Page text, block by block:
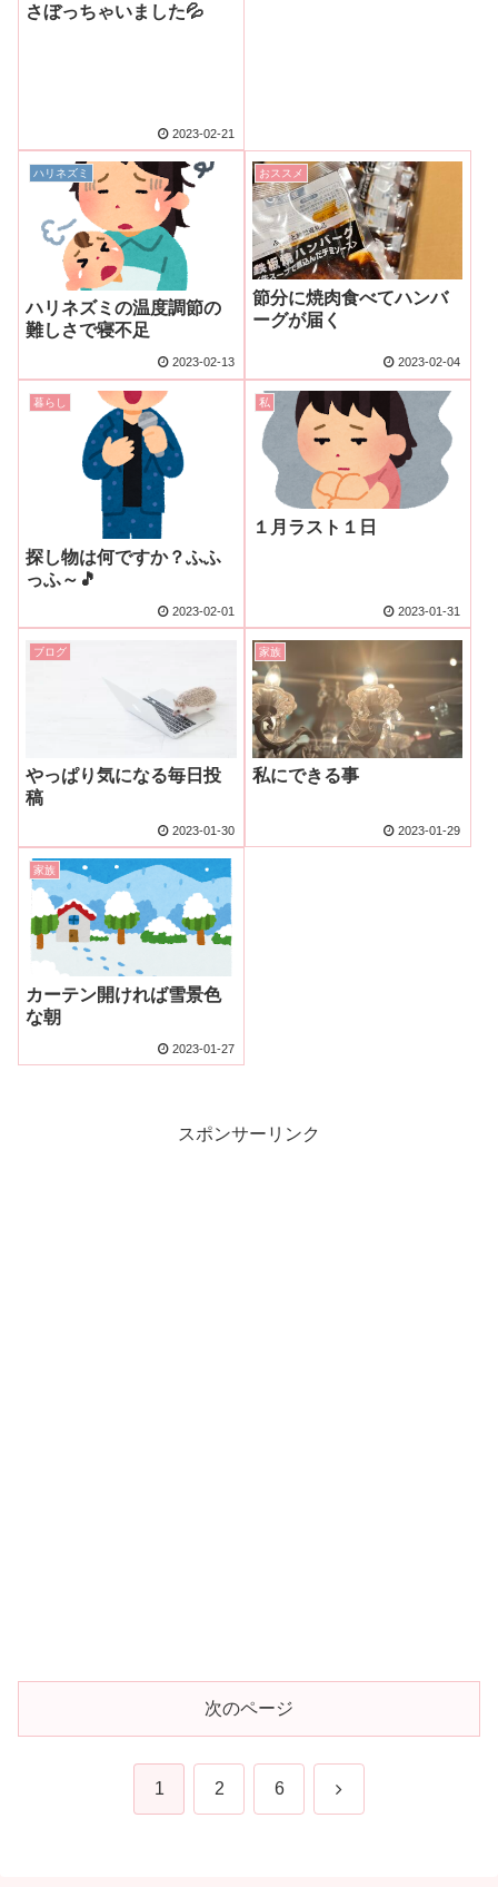
さぼっちゃいました💦
2023-02-21
ハリネズミ
ハリネズミの温度調節の
難しさで寝不足
2023-02-13
おススメ
節分に焼肉食べてハンバ
ーグが届く
2023-02-04
暮らし
探し物は何ですか？ふふ
っふ～🎵
2023-02-01
私
１月ラスト１日
2023-01-31
ブログ
やっぱり気になる毎日投
稿
2023-01-30
家族
私にできる事
2023-01-29
家族
カーテン開ければ雪景色
な朝
2023-01-27
スポンサーリンク
次のページ
1 2 6 次